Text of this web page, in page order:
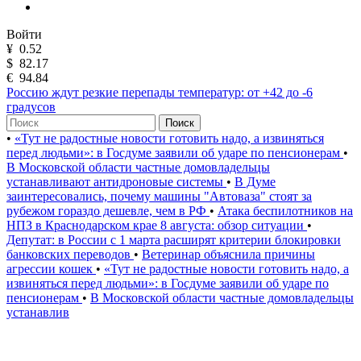
Войти
¥ 0.52
$ 82.17
€ 94.84
Россию ждут резкие перепады температур: от +42 до -6
градусов
Поиск
• «Тут не радостные новости готовить надо, а извиняться
перед людьми»: в Госдуме заявили об ударе по пенсионерам •
В Московской области частные домовладельцы
устанавливают антидроновые системы • В Думе
заинтересовались, почему машины "Автоваза" стоят за
рубежом гораздо дешевле, чем в РФ • Атака беспилотников на
НПЗ в Краснодарском крае 8 августа: обзор ситуации •
Депутат: в России с 1 марта расширят критерии блокировки
банковских переводов • Ветеринар объяснила причины
агрессии кошек • «Тут не радостные новости готовить надо, а
извиняться перед людьми»: в Госдуме заявили об ударе по
пенсионерам • В Московской области частные домовладельцы
устанавлив